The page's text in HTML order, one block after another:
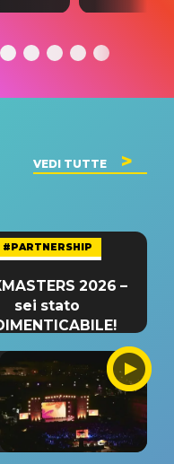
e
testo,
VEDI TUTTE
#PARTNERSHIP
2026 –
sei stato